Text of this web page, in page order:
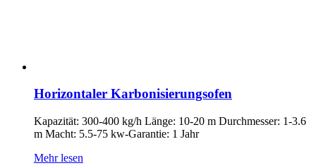
Horizontaler Karbonisierungsofen
Kapazität: 300-400 kg/h Länge: 10-20 m Durchmesser: 1-3.6
m Macht: 5.5-75 kw-Garantie: 1 Jahr
Mehr lesen